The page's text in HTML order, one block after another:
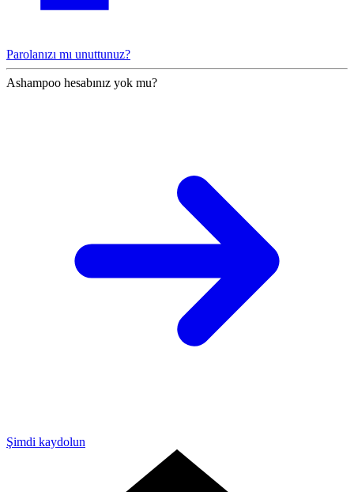
Parolanızı mı unuttunuz?
Ashampoo hesabınız yok mu?
Şimdi kaydolun